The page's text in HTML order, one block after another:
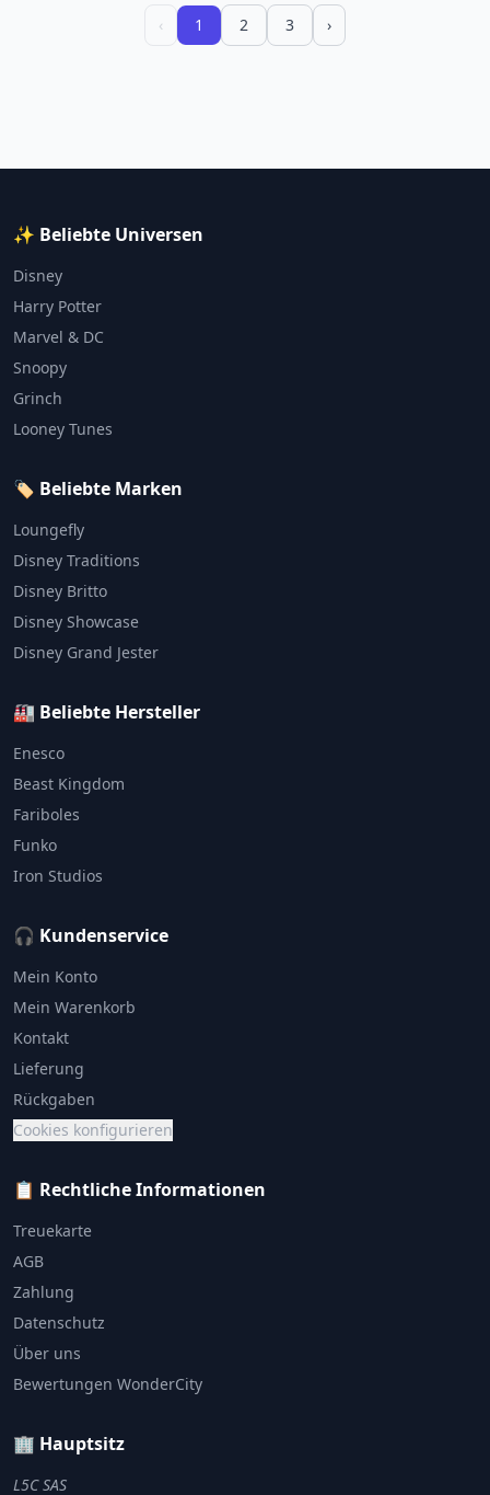
‹ 1 2 3 ›
✨ Beliebte Universen
Disney
Harry Potter
Marvel & DC
Snoopy
Grinch
Looney Tunes
🏷️ Beliebte Marken
Loungefly
Disney Traditions
Disney Britto
Disney Showcase
Disney Grand Jester
🏭 Beliebte Hersteller
Enesco
Beast Kingdom
Fariboles
Funko
Iron Studios
🎧 Kundenservice
Mein Konto
Mein Warenkorb
Kontakt
Lieferung
Rückgaben
Cookies konfigurieren
📋 Rechtliche Informationen
Treuekarte
AGB
Zahlung
Datenschutz
Über uns
Bewertungen WonderCity
🏢 Hauptsitz
L5C SAS